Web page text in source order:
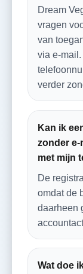
Dream
vragen
van
via
verder
Kan ik
zonder
met mijn
De
omdat de
daarheen
Wat doe